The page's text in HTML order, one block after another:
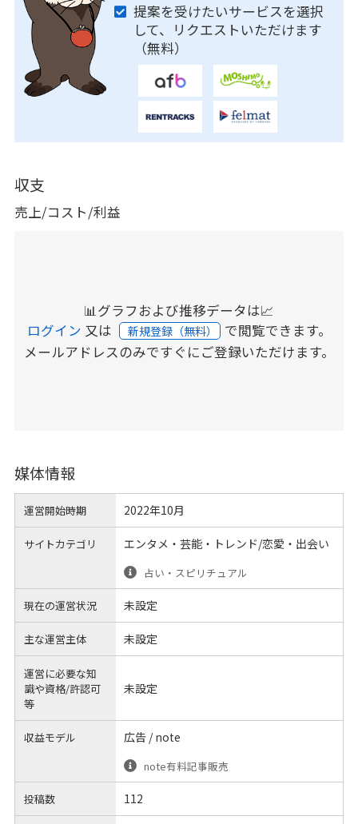
提案を受けたいサービスを選択
して、リクエストいただけます
（無料）
収支
売上/コスト/利益
📊グラフおよび推移データは📈
ログイン 又は 新規登録（無料） で閲覧できます。
メールアドレスのみですぐにご登録いただけます。
媒体情報
運営開始時期 2022年10月
サイトカテゴリ エンタメ・芸能・トレンド/恋愛・出会い
占い・スピリチュアル
現在の運営状況 未設定
主な運営主体 未設定
運営に必要な知
識や資格/許認可
等
未設定
収益モデル 広告 / note
note有料記事販売
投稿数 112